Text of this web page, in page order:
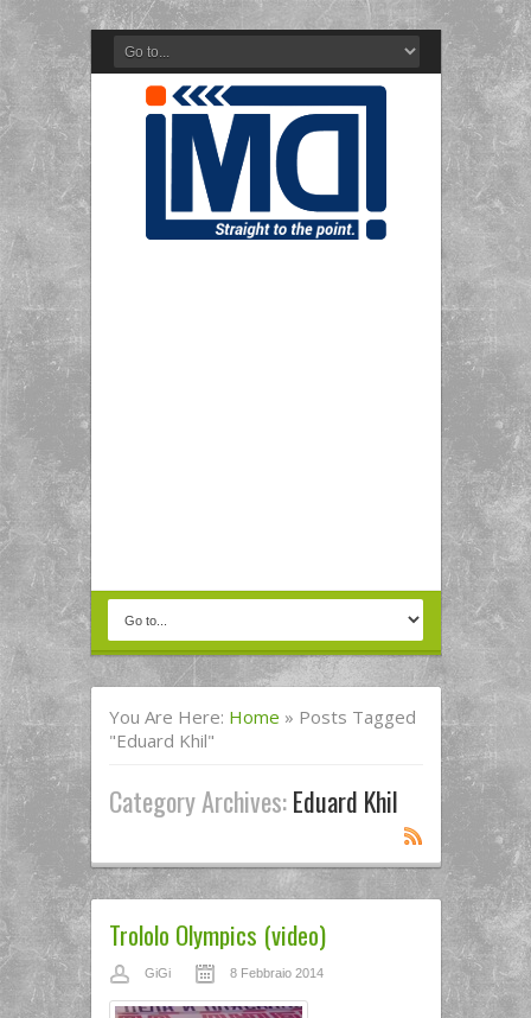
You Are Here: Home » Posts Tagged
"eduard Khil"
Category Archives:Eduard Khil
Trololo Olympics (video)
GiGi 8 Febbraio 2014